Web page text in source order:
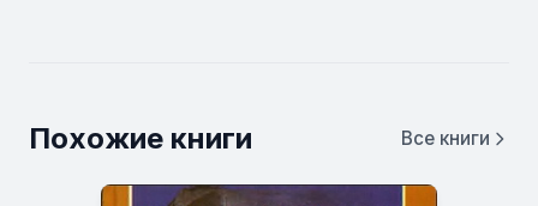
Похожие книги Все книги